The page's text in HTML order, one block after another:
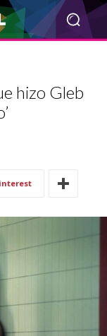
hizo Gleb